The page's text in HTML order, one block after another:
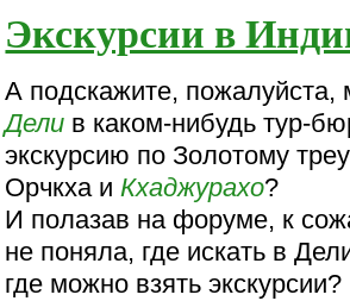
Экскурсии в
А подскажите, пожалуйста,
Дели в каком-нибудь тур-
экскурсию по Золотому
Орчкха иКхаджурахо?
И полазав на форуме, к
не поняла, где искать в
где можно взять экскурсии?